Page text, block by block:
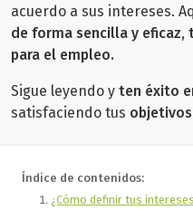
acuerdo a sus intereses.
de forma sencilla y eficaz,
para el empleo.
Sigue leyendo y ten éxito
satisfaciendo tus
Índice de contenidos:
¿Cómo definir tus